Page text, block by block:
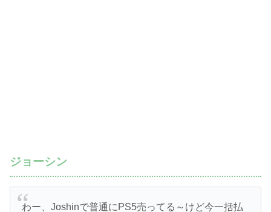
ジョーシン
わー、Joshinで普通にPS5売ってる～けど今一括払